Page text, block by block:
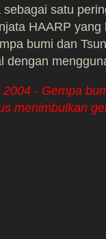
sebagai satu
HAARP
bumi dan
dengan
- Gempa
menimbulkan